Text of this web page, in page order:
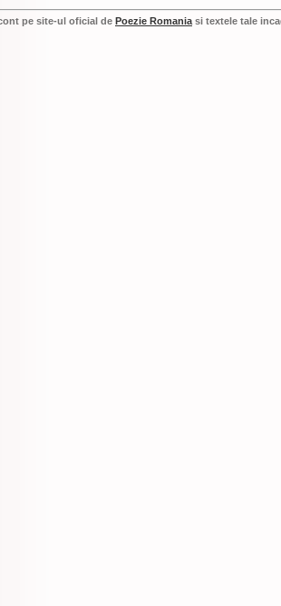
pe site-ul oficial de Poezie Romania si textele tale